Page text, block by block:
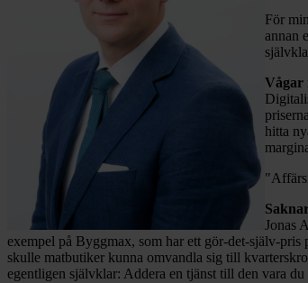
För
annan
Vågar
hitta
Jonas
exempel på Byggmax, som har ett gör-det-själv-
skulle matbutiker kunna omvandla sig till
egentligen självklar: Addera en tjänst till den vara